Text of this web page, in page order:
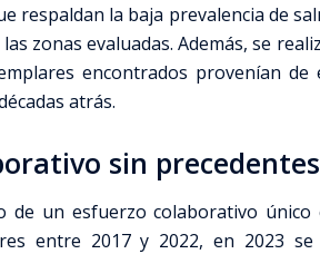
respaldan la baja prevalencia de
zonas evaluadas. Además, se
encontrados provenían de
atrás.
sin precedentes
de un esfuerzo colaborativo único
entre 2017 y 2022, en 2023